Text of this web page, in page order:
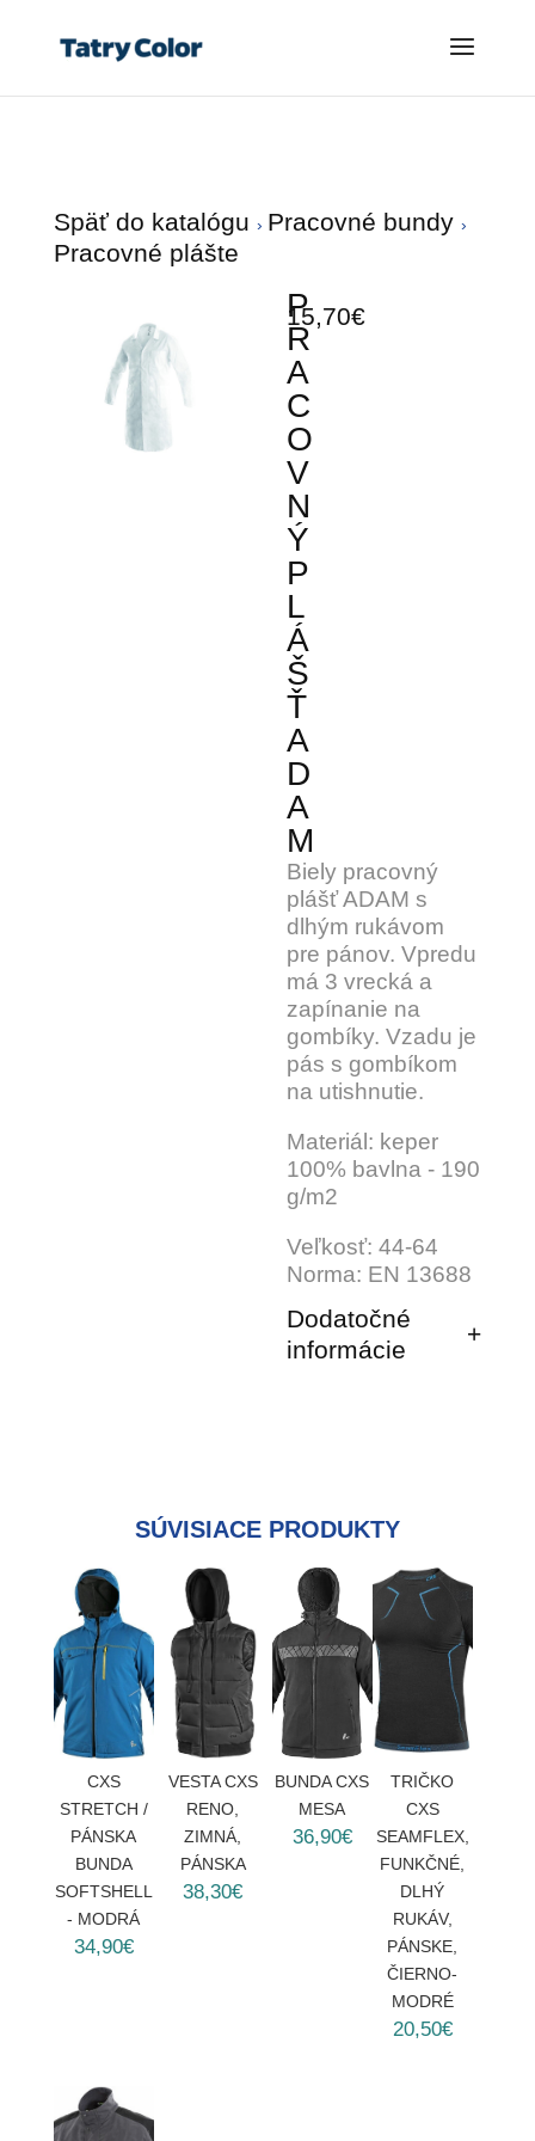
Späť do katalógu
Pracovné bundy
Pracovné plášte
P
R
A
C
O
V
N
Ý
P
L
Á
Š
Ť
A
D
A
M
15,70€
Biely pracovný
plášť ADAM s
dlhým rukávom
pre pánov. Vpredu
má 3 vrecká a
zapínanie na
gombíky. Vzadu je
pás s gombíkom
na utishnutie.
Materiál: keper
100% bavlna - 190
g/m2
Veľkosť: 44-64
Norma: EN 13688
Dodatočné
informácie
SÚVISIACE PRODUKTY
CXS
STRETCH /
PÁNSKA
BUNDA
SOFTSHELL
- MODRÁ
34,90€
VESTA CXS
RENO,
ZIMNÁ,
PÁNSKA
38,30€
BUNDA CXS
MESA
36,90€
TRIČKO
CXS
SEAMFLEX,
FUNKČNÉ,
DLHÝ
RUKÁV,
PÁNSKE,
ČIERNO-
MODRÉ
20,50€